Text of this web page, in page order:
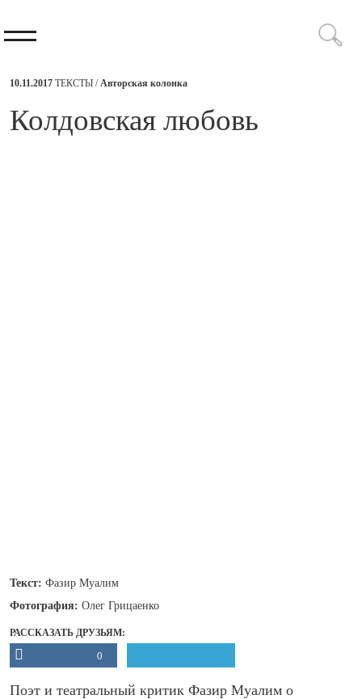
10.11.2017 ТЕКСТЫ /Авторская колонка
​Колдовская любовь
Текст: Фазир Муалим
Фотография: Олег Грицаенко
РАССКАЗАТЬ ДРУЗЬЯМ:
0
Поэт и театральный критик Фазир Муалим о